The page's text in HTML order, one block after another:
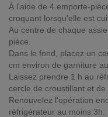
À l'aide de 4 emporte-
croquant lorsqu'elle est
Au centre de chaque
pièce.
Dans le fond, placez un
cm environ de garniture
Laissez prendre 1 h au
cercle de croustillant et de
Renouvelez l'opération
réfrigérateur au moins 3h.